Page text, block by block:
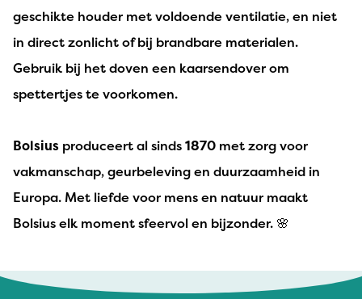
geschikte houder met voldoende ventilatie, en niet
in direct zonlicht of bij brandbare materialen.
Gebruik bij het doven een kaarsendover om
spettertjes te voorkomen.
Bolsius produceert al sinds1870 met zorg voor
vakmanschap, geurbeleving en duurzaamheid in
Europa. Met liefde voor mens en natuur maakt
Bolsius elk moment sfeervol en bijzonder. 🌸